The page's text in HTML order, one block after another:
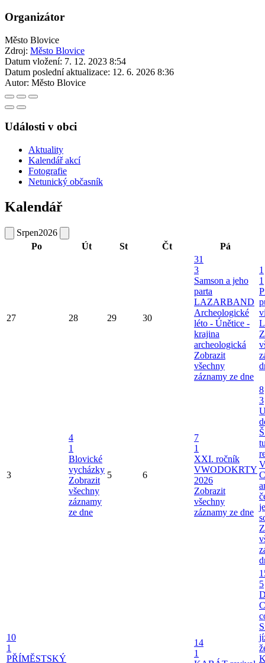
Organizátor
Město Blovice
Zdroj: Město Blovice
Datum vložení: 7. 12. 2023 8:54
Datum poslední aktualizace: 12. 6. 2026 8:36
Autor: Město Blovice
Události v obci
Aktuality
Kalendář akcí
Fotografie
Netunický občasník
Kalendář
Srpen2026
Po
Út St Čt Pá
27 28 29 30
31
3
Samson a jeho
parta
LAZARBAND
Archeologické
léto - Únětice -
krajina
archeologická
Zobrazit
všechny
záznamy ze dne
1
1
3
4
1
Blovické
vycházky
Zobrazit
všechny
záznamy
ze dne
5 6
7
1
XXI. ročník
VWODOKRTY
2026
Zobrazit
všechny
záznamy ze dne
8
3
10
1
PŘÍMĚSTSKÝ
14
1
5